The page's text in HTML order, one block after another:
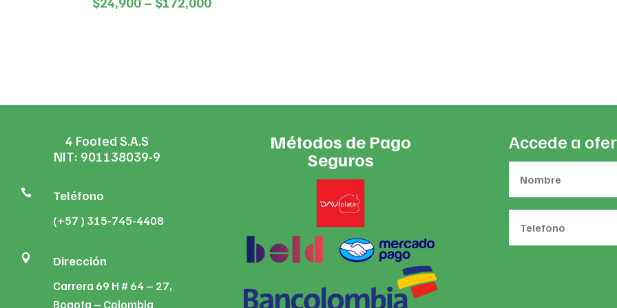
5.00
4 Footed S.A.S
NIT: 901138039-9
 Teléfono
(+57 ) 315-745-4408
 Dirección
Carrera 69 H # 64 – 27,
Bogota – Colombia
Métodos de Pago
Seguros
Accede a